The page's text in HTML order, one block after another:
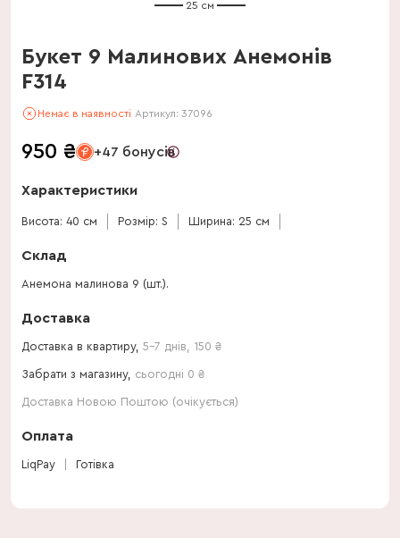
25 см
Букет 9 Малинових Анемонів
F314
Немає в наявності Артикул: 37096
950 ₴ +47 бонусів
Характеристики
Висота: 40 см Розмір: S Ширина: 25 см
Склад
Анемона малинова 9 (шт.).
Доставка
Доставка в квартиру, 5-7 днів 150 ₴
Забрати з магазину, сьогодні 0 ₴
Доставка Новою Поштою (очікується)
Оплата
LiqPay Готівка